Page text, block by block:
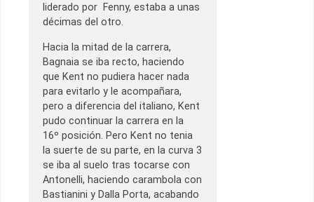
liderado por Fenny, estaba a unas
décimas del otro.
Hacia la mitad de la carrera,
Bagnaia se iba recto, haciendo
que Kent no pudiera hacer nada
para evitarlo y le acompañara,
pero a diferencia del italiano, Kent
pudo continuar la carrera en la
16º posición. Pero Kent no tenia
la suerte de su parte, en la curva 3
se iba al suelo tras tocarse con
Antonelli, haciendo carambola con
Bastianini y Dalla Porta, acabando